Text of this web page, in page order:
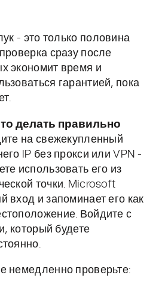
- это только половина
сразу после
экономит время и
гарантией, пока
делать правильно
на свежекупленный
IP без прокси или VPN -
использовать его из
точки. Microsoft
вход и запоминает его как
Войдите с
который будете
немедленно проверьте: